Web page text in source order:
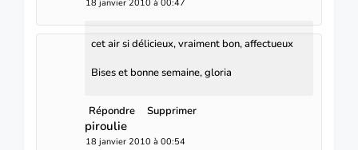
18 janvier 2010 à 00:47
cet air si délicieux, vraiment bon, affectueux
Bises et bonne semaine, gloria
Répondre Supprimer
piroulie
18 janvier 2010 à 00:54